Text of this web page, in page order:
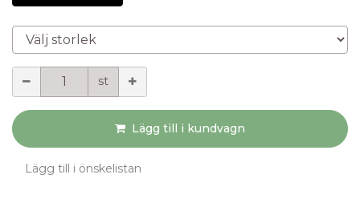
Välj storlek
st
Lägg till i kundvagn
Lägg till i önskelistan